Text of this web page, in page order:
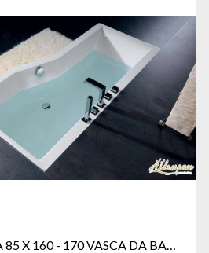
ONDA 85 X 160 - 170 VASCA DA BAGNO ASIMMETRICA BOX DOCCIA